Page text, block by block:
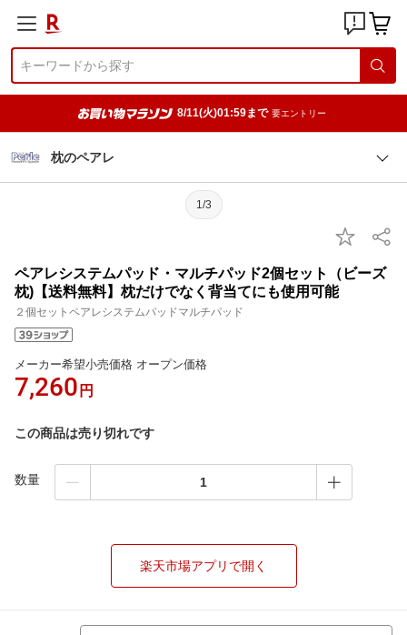
8/11(火)01:59まで 要エントリー
枕のペアレ
1/3
ペアレシステムパッド・マルチパッド2個セット（ビーズ
枕)【送料無料】枕だけでなく背当てにも使用可能
２個セットペアレシステムパッドマルチパッド
メーカー希望小売価格 オープン価格
7,260 円
この商品は売り切れです
数量
楽天市場アプリで開く